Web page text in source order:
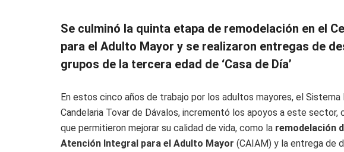
Se culminó la quinta etapa de remodelación en el
para el Adulto Mayor y se realizaron entregas de
grupos de la tercera edad de ‘Casa de Día’
En estos cinco años de trabajo por los adultos mayores, el
Candelaria Tovar de Dávalos, incrementó los apoyos a este
que permitieron mejorar su calidad de vida, como la remodelación
Atención Integral para el Adulto Mayor (CAIAM) y la entrega de